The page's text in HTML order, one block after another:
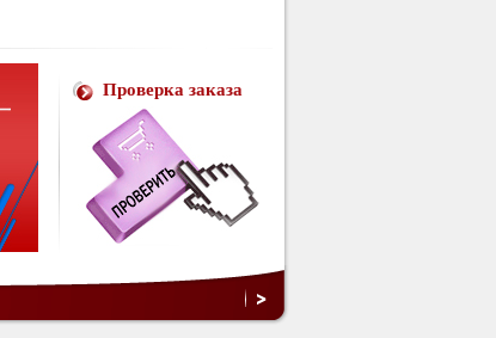
Проверка заказа